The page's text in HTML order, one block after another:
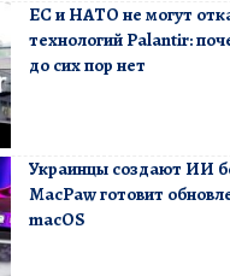
ЕС и НАТО не могут
технологий Palantir:
до сих пор нет
Украинцы создают ИИ
MacPaw готовит
macOS